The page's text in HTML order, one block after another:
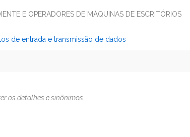
E OPERADORES DE MÁQUINAS DE ESCRITÓRIOS
de entrada e transmissão de dados
os detalhes e sinônimos.